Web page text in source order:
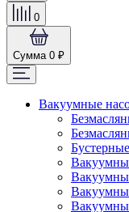
0
Сумма 0 ₽
Вакуумные